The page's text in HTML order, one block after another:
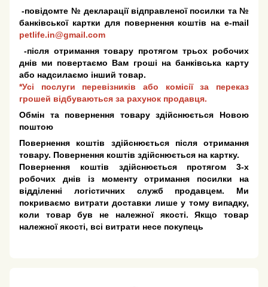
-повідомте № декларації відправленої посилки та №
банківської картки для повернення коштів на e-mail
petlife.in@gmail.com
-після отримання товару протягом трьох робочих
днів ми повертаємо Вам гроші на банківська карту
або надсилаємо інший товар.
*Усі послуги перевізників або комісії за переказ
грошей відбуваються за рахунок продавця.
Обмін та повернення товару здійснюється Новою
поштою
Повернення коштів здійснюється після отримання
товару. Повернення коштів здійснюється на картку.
Повернення коштів здійснюється протягом 3-х
робочих днів із моменту отримання посилки на
відділенні логістичних служб продавцем. Ми
покриваємо витрати доставки лише у тому випадку,
коли товар був не належної якості. Якщо товар
належної якості, всі витрати несе покупець